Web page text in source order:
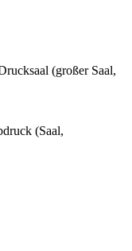
(großer Saal,
(Saal,